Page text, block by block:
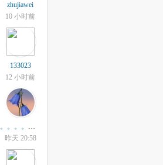
zhujiawei
10 小时前
133023
12 小时前
。。。。。。。
昨天 20:58